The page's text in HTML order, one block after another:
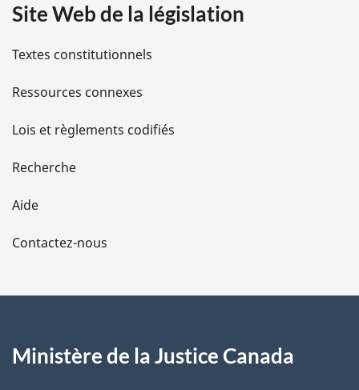
i
l
s
d
e
l
a
e
Site Web de la législation
Textes constitutionnels
Ressources connexes
Lois et règlements codifiés
Recherche
Aide
Contactez-nous
Ministère de la Justice Canada